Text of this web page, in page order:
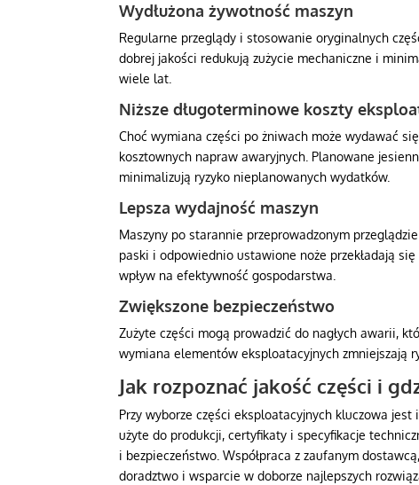
Wydłużona żywotność maszyn
Regularne przeglądy i stosowanie oryginalnych
dobrej jakości redukują zużycie mechaniczne i
wiele lat.
Niższe długoterminowe koszty
Choć wymiana części po żniwach może wydawać
kosztownych napraw awaryjnych. Planowane
minimalizują ryzyko nieplanowanych wydatków.
Lepsza wydajność maszyn
Maszyny po starannie przeprowadzonym
paski i odpowiednio ustawione noże przekładają
wpływ na efektywność gospodarstwa.
Zwiększone bezpieczeństwo
Zużyte części mogą prowadzić do nagłych awarii,
wymiana elementów eksploatacyjnych zmniejszają
Jak rozpoznać jakość części i
Przy wyborze części eksploatacyjnych kluczowa
użyte do produkcji, certyfikaty i specyfikacje
i bezpieczeństwo. Współpraca z zaufanym
doradztwo i wsparcie w doborze najlepszych